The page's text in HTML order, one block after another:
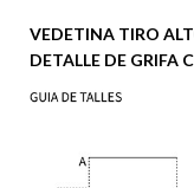
VEDETINA TIRO
DETALLE DE GRIFA